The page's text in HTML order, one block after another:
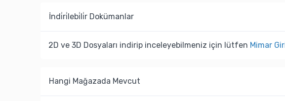
İndi̇ri̇lebi̇li̇r Dokümanlar
2D ve 3D Dosyaları indirip inceleyebilmeniz için lütfen Mimar
Hangi Mağazada Mevcut